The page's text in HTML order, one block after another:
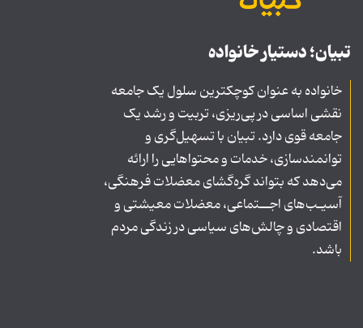
تبیان؛ دستیار خانواده
خانواده به عنوان کوچکترین سلول یک جامعه
نقشی اساسی در پی‌ریزی، تربیت و رشد یک
جامعه قوی دارد. تبیان با تسهیل‌گری و
توانمندسازی، خدمات و محتواهایی را ارائه
می‌دهد که بتواند گره‌گشای معضلات فرهنگی،
آسیـب‌های اجــتماعی، معضلات معیشتی و
اقتصادی و چالش‌های سیاسی در زندگی مردم
باشد.